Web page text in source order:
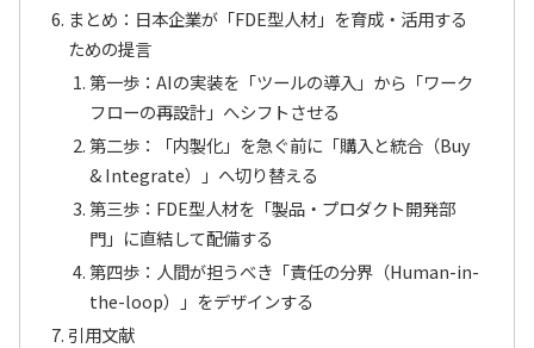
まとめ：日本企業が「FDE型人材」を育成・活用する
ための提言
第一歩：AIの実装を「ツールの導入」から「ワーク
フローの再設計」へシフトさせる
第二歩：「内製化」を急ぐ前に「購入と統合（Buy
& Integrate）」へ切り替える
第三歩：FDE型人材を「製品・プロダクト開発部
門」に直結して配備する
第四歩：人間が担うべき「責任の分界（Human-in-
the-loop）」をデザインする
引用文献